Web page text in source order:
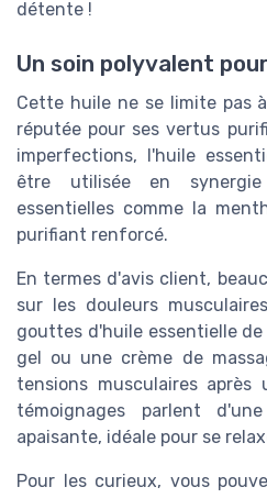
détente !
Un soin polyvalent
Cette huile ne se limite pas
réputée pour ses vertus
imperfections, l'huile
être utilisée en
essentielles comme la
purifiant renforcé.
En termes d'avis client,
sur les douleurs
gouttes d'huile essentielle
gel ou une crème de
tensions musculaires après
témoignages parlent
apaisante, idéale pour se
Pour les curieux, vous